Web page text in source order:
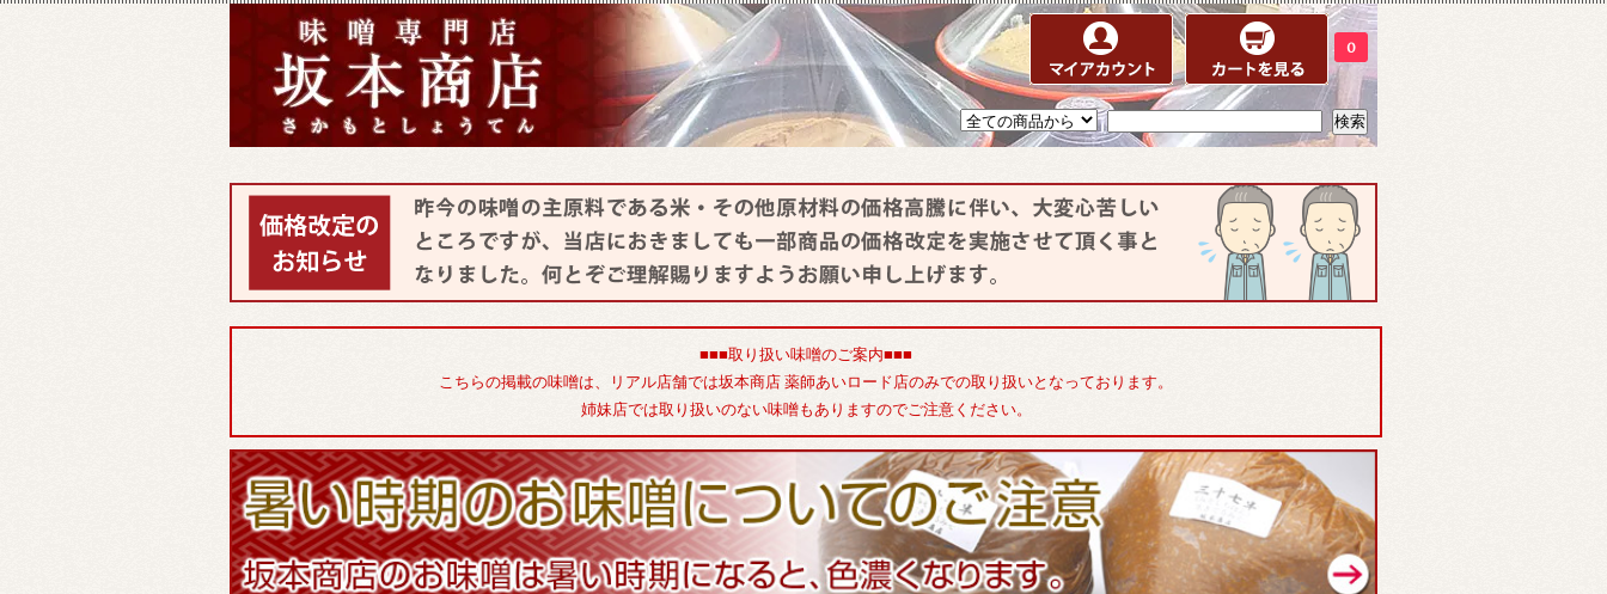
0
■■■取り扱い味噌のご案内■■■
こちらの掲載の味噌は、リアル店舗では坂本商店 薬師あいロード店のみでの取り扱いとなっております。
姉妹店では取り扱いのない味噌もありますのでご注意ください。